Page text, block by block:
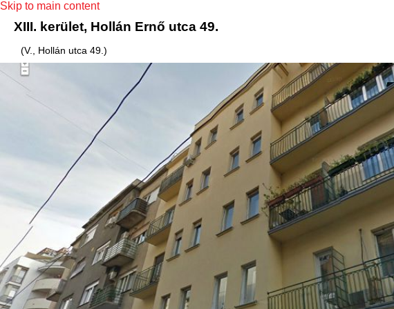
Skip to main content
XIII. kerület, Hollán Ernő utca 49.
(V., Hollán utca 49.)